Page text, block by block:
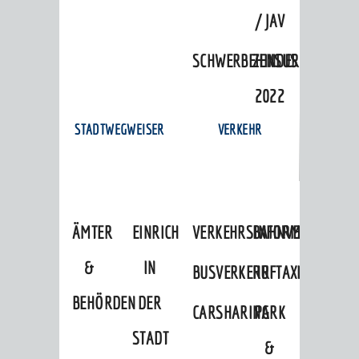
/ JAV
ZENSUS
2022
STADTWEGWEISER
ÄMTER
&
BEHÖRDEN
EINRICHTUNGEN
IN
DER
STADT
VERKEHR
VERKEHRSINFORMATIONEN
BAHNVERKEHR
BUSVERKEHRRUFTAXI
CARSHARINGPARK
&